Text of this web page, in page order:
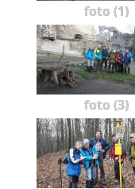
foto (1)
foto (3)